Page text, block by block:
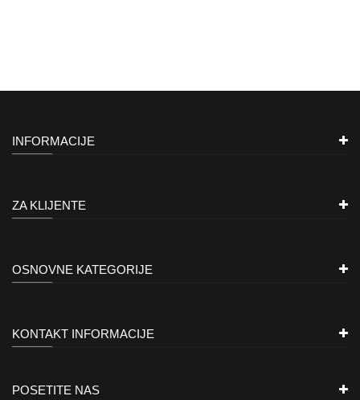
INFORMACIJE
ZA KLIJENTE
OSNOVNE KATEGORIJE
KONTAKT INFORMACIJE
POSETITE NAS